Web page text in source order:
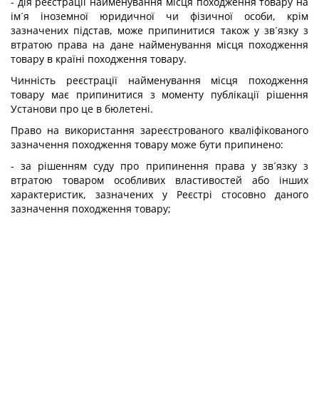
ім´я іноземної юридичної чи фізичної особи, крім
зазначених підстав, може припинитися також у зв´язку з
втратою права на дане найменування місця походження
товару в країні походження товару.
Чинність реєстрації найменування місця походження
товару має припинитися з моменту публікації рішення
Установи про це в бюлетені.
Право на використання зареєстрованого кваліфікованого
зазначення походження товару може бути припинено:
- за рішенням суду про припинення права у зв´язку з
втратою товаром особливих властивостей або інших
характеристик, зазначених у Реєстрі стосовно даного
зазначення походження товару;